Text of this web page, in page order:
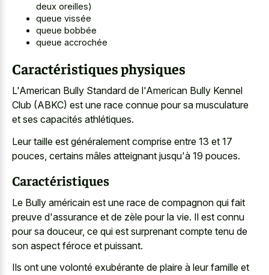
deux oreilles)
queue vissée
queue bobbée
queue accrochée
Caractéristiques physiques
L'American Bully Standard de l'American Bully Kennel
Club (ABKC) est une race connue pour sa musculature
et ses capacités athlétiques.
Leur taille est généralement comprise entre 13 et 17
pouces, certains mâles atteignant jusqu'à 19 pouces.
Caractéristiques
Le Bully américain est une race de compagnon qui fait
preuve d'assurance et de zèle pour la vie. Il est connu
pour sa douceur, ce qui est surprenant compte tenu de
son aspect féroce et puissant.
Ils ont une volonté exubérante de plaire à leur famille et